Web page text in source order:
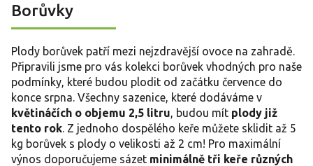
Borůvky
Plody borůvek patří mezi nejzdravější ovoce na zahradě.
Připravili jsme pro vás kolekci borůvek vhodných pro naše
podmínky, které budou plodit od začátku července do
konce srpna. Všechny sazenice, které dodáváme v
květináčích o objemu 2,5 litru , budou mít plody již
tento rok . Z jednoho dospělého keře můžete sklidit až 5
kg borůvek s plody o velikosti až 2 cm! Pro maximální
výnos doporučujeme sázet minimálně tři keře různých